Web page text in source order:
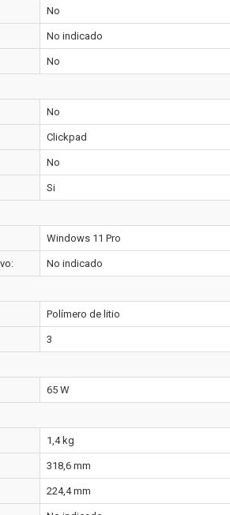
No
No indicado
No
No
Clickpad
No
Si
Windows 11 Pro
No indicado
Polímero de litio
3
65 W
1,4 kg
318,6 mm
224,4 mm